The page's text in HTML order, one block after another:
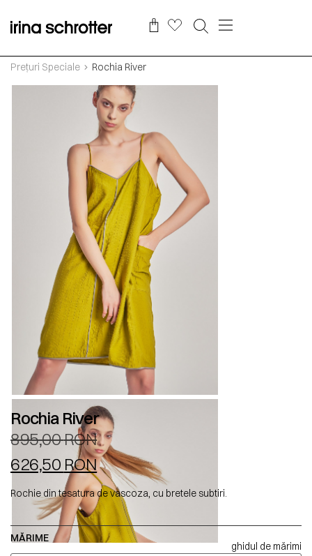
Prețuri Speciale Rochia River
Rochia River
895,00RON
626,50 RON
Rochie din tesatura de vascoza, cu bretele subtiri.
MĂRIME
ghidul de mărimi